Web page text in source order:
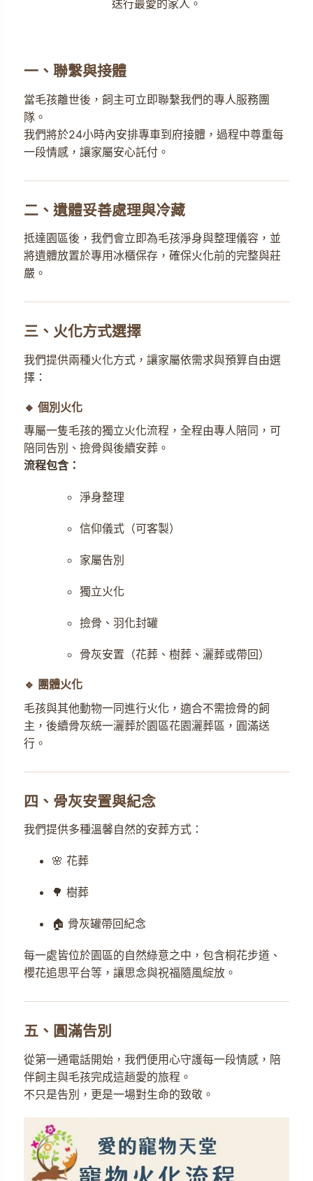
送行最愛的家人。
一、聯繫與接體
當毛孩離世後，飼主可立即聯繫我們的專人服務團
隊。
我們將於24小時內安排專車到府接體，過程中尊重每
一段情感，讓家屬安心託付。
二、遺體妥善處理與冷藏
抵達園區後，我們會立即為毛孩淨身與整理儀容，並
將遺體放置於專用冰櫃保存，確保火化前的完整與莊
嚴。
三、火化方式選擇
我們提供兩種火化方式，讓家屬依需求與預算自由選
擇：
🔸 個別火化
專屬一隻毛孩的獨立火化流程，全程由專人陪同，可
陪同告別、撿骨與後續安葬。
流程包含：
淨身整理
信仰儀式（可客製）
家屬告別
獨立火化
撿骨、羽化封罐
骨灰安置（花葬、樹葬、灑葬或帶回）
🔹 團體火化
毛孩與其他動物一同進行火化，適合不需撿骨的飼
主，後續骨灰統一灑葬於園區花園灑葬區，圓滿送
行。
四、骨灰安置與紀念
我們提供多種溫馨自然的安葬方式：
🌸 花葬
🌳 樹葬
🏠 骨灰罐帶回紀念
每一處皆位於園區的自然綠意之中，包含桐花步道、
櫻花追思平台等，讓思念與祝福隨風綻放。
五、圓滿告別
從第一通電話開始，我們便用心守護每一段情感，陪
伴飼主與毛孩完成這趟愛的旅程。
不只是告別，更是一場對生命的致敬。